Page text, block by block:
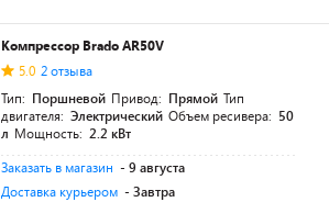
Компрессор Brado AR50V
5.0 2 отзыва
Тип: Поршневой Привод: Прямой Тип
двигателя: Электрический Объем ресивера: 50
л Мощность: 2.2 кВт
Заказать в магазин - 9 августа
Доставка курьером - Завтра